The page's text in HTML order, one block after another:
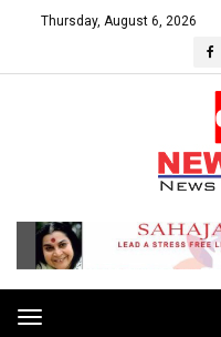
Thursday, August 6, 2026
Toggle